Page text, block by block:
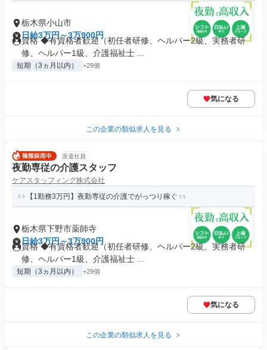
栃木県小山市
日給3万円～3万900円
資格 ◆有資格者歓迎（初任者研修、ヘルパー2級、実務者研
修、ヘルパー1級、介護福祉士 ...
短期（3ヵ月以内） +29個
気になる
この企業の類似求人を見る
派遣社員
夜勤専従の介護スタッフ
ケアスタッフィング株式会社
【1勤務3万円】夜勤専従の介護でがっつり稼ぐ
栃木県下野市薬師寺
日給3万円～3万900円
資格 ◆有資格者歓迎（初任者研修、ヘルパー2級、実務者研
修、ヘルパー1級、介護福祉士 ...
短期（3ヵ月以内） +29個
気になる
この企業の類似求人を見る